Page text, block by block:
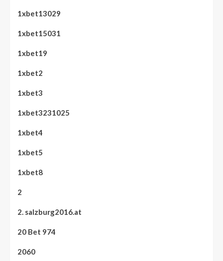
1xbet13029
1xbet15031
1xbet19
1xbet2
1xbet3
1xbet3231025
1xbet4
1xbet5
1xbet8
2
2. salzburg2016.at
20 Bet 974
2060